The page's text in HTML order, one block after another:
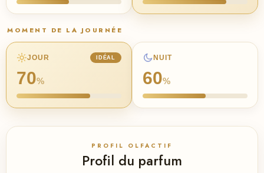
MOMENT DE LA JOURNÉE
JOUR IDÉAL
70%
NUIT
60%
PROFIL OLFACTIF
Profil du parfum